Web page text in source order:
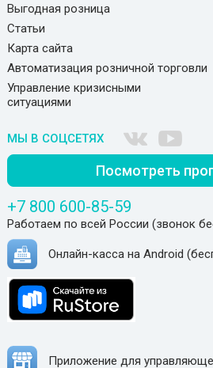
Выгодная розница
Статьи
Карта сайта
Автоматизация розничной торговли
Управление кризисными
ситуациями
МЫ В СОЦСЕТЯХ
Посмотреть
+7 800 600-85-59
Работаем по всей России (звонок
Онлайн-касса на Android
Приложение для